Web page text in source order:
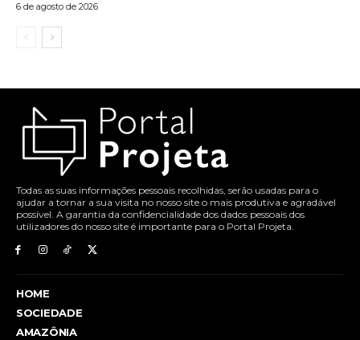
6 de agosto de 2026
Todas as suas informações pessoais recolhidas, serão usadas para o
ajudar a tornar a sua visita no nosso site o mais produtiva e agradável
possível. A garantia da confidencialidade dos dados pessoais dos
utilizadores do nosso site é importante para o Portal Projeta.
HOME
SOCIEDADE
AMAZÔNIA